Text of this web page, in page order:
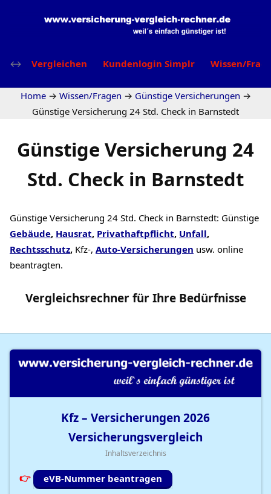
Vergleichen Kundenlogin Simplr Wissen/
Home → Wissen/Fragen → Günstige Versicherungen →
Günstige Versicherung 24 Std. Check in Barnstedt
Günstige Versicherung 24
Std. Check in Barnstedt
Günstige Versicherung 24 Std. Check in Barnstedt: Günstige
Gebäude, Hausrat, Privathaftpflicht, Unfall,
Rechtsschutz, Kfz-, Auto-Versicherungen usw. online
beantragten.
Vergleichsrechnerfür Ihre Bedürfnisse
Kfz – Versicherungen 2026
Versicherungsvergleich
Inhaltsverzeichnis
eVB-Nummer beantragen